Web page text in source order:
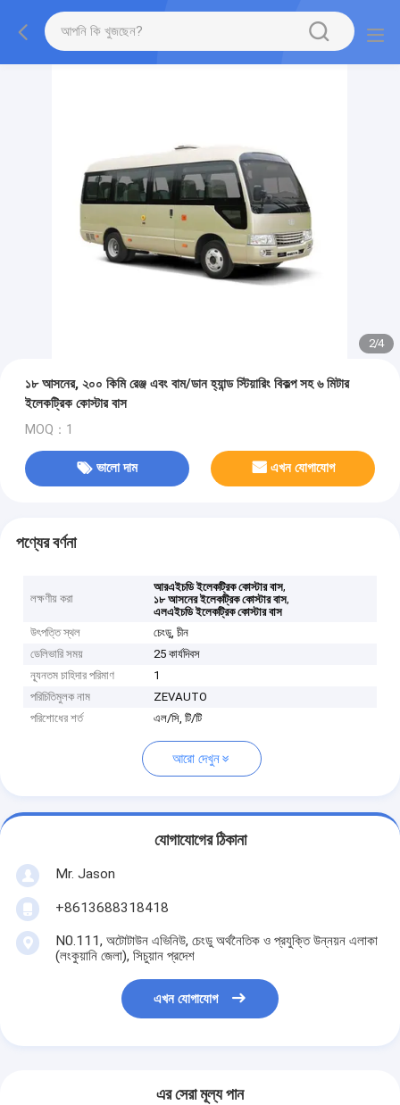
2/4
১৮ আসনের, ২০০ কিমি রেঞ্জ এবং বাম/ডান হ্যান্ড স্টিয়ারিং বিকল্প সহ ৬ মিটার
ইলেকট্রিক কোস্টার বাস
MOQ：1
ভালো দাম এখন যোগাযোগ
পণ্যের বর্ণনা
লক্ষণীয় করা
আরএইচডি ইলেকট্রিক কোস্টার বাস,
১৮ আসনের ইলেকট্রিক কোস্টার বাস,
এলএইচডি ইলেকট্রিক কোস্টার বাস
উৎপত্তি স্থল
চেংডু, চীন
ডেলিভারি সময়
25 কার্যদিবস
ন্যূনতম চাহিদার পরিমাণ
1
পরিচিতিমুলক নাম
ZEVAUTO
পরিশোধের শর্ত
এল/সি, টি/টি
আরো দেখুন
যোগাযোগের ঠিকানা
Mr. Jason
+8613688318418
N0.111, অটোটাউন এভিনিউ, চেংডু অর্থনৈতিক ও প্রযুক্তি উন্নয়ন এলাকা
(লংকুয়ানি জেলা), সিচুয়ান প্রদেশ
এখন যোগাযোগ
এর সেরা মূল্য পান